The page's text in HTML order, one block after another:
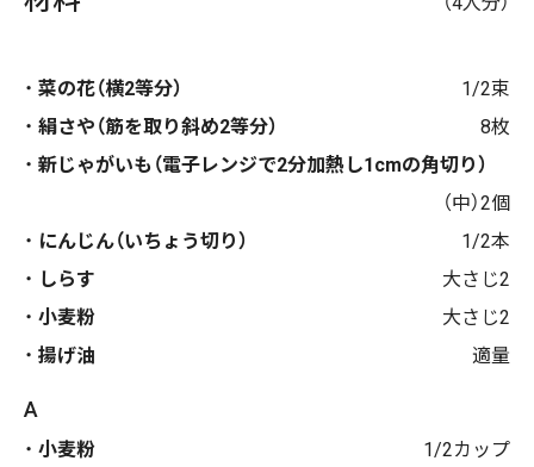
菜の花（横2等分）
1/2束
絹さや（筋を取り斜め2等分）
8枚
新じゃがいも（電子レンジで2分加熱し1cmの角切り）
（中）2個
にんじん（いちょう切り）
1/2本
しらす
大さじ2
小麦粉
大さじ2
揚げ油
適量
A
小麦粉
1/2カップ